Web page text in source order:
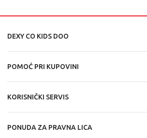
DEXY CO KIDS DOO
POMOĆ PRI KUPOVINI
KORISNIČKI SERVIS
PONUDA ZA PRAVNA LICA